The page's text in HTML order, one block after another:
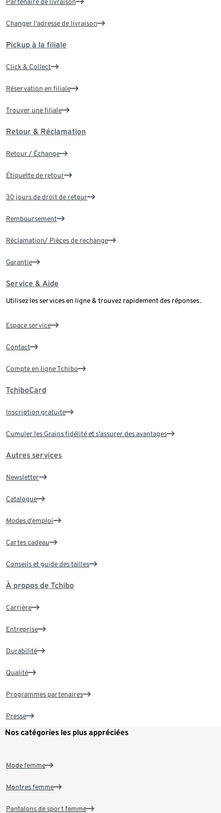
Changer l'adresse de livraison
Pickup à la filiale
Click & Collect
Réservation en filiale
Trouver une filiale
Retour & Réclamation
Retour / Échange
Étiquette de retour
30 jours de droit de retour
Remboursement
Réclamation/ Pièces de rechange
Garantie
Service & Aide
Utilisez les services en ligne & trouvez rapidement des réponses.
Espace service
Contact
Compte en ligne Tchibo
TchiboCard
Inscription gratuite
Cumuler les Grains fidélité et s'assurer des avantages
Autres services
Newsletter
Catalogue
Modes d’emploi
Cartes cadeau
Conseils et guide des tailles
À propos de Tchibo
Carrière
Entreprise
Durabilité
Qualité
Programmes partenaires
Presse
Nos catégories les plus appréciées
Mode femme
Montres femme
Pantalons de sport femme